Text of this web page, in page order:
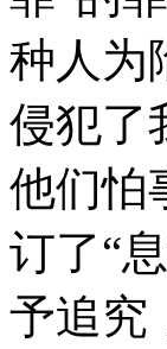
种人为
侵犯了
他们怕
订了“
予追究